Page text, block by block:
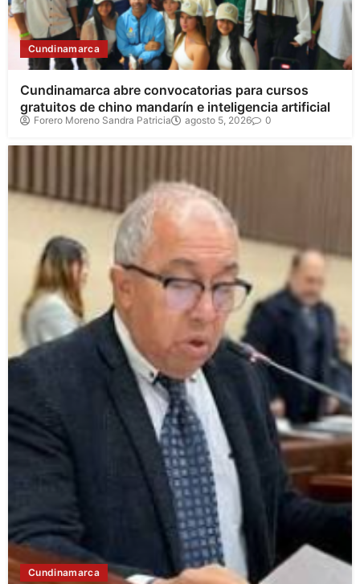
Cundinamarca
Cundinamarca abre convocatorias para cursos
gratuitos de chino mandarín e inteligencia artificial
Forero Moreno Sandra Patricia agosto 5, 2026 0
Cundinamarca